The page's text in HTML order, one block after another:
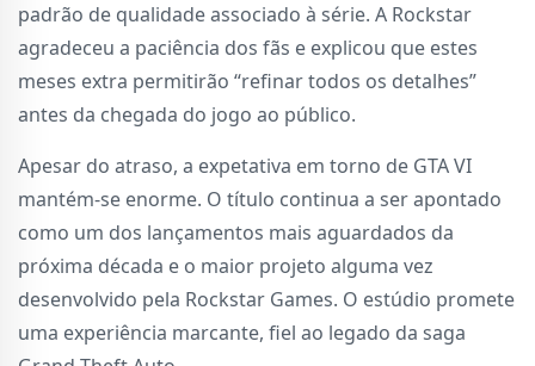
padrão de qualidade associado à série. A Rockstar
agradeceu a paciência dos fãs e explicou que estes
meses extra permitirão “refinar todos os detalhes”
antes da chegada do jogo ao público.
Apesar do atraso, a expetativa em torno de GTA VI
mantém-se enorme. O título continua a ser apontado
como um dos lançamentos mais aguardados da
próxima década e o maior projeto alguma vez
desenvolvido pela Rockstar Games. O estúdio promete
uma experiência marcante, fiel ao legado da saga